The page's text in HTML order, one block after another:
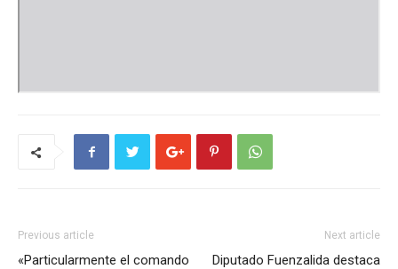
Previous article
«Particularmente el comando
Next article
Diputado Fuenzalida destaca